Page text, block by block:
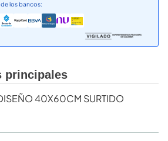
los bancos:
principales
40X60CM SURTIDO